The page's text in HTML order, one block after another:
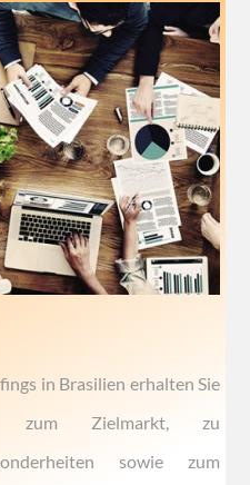
in Brasilien erhalten Sie
zum Zielmarkt, zu
sowie zum